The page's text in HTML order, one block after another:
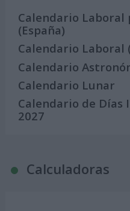
Calendario Laboral
(España)
Calendario Laboral
Calendario
Calendario Lunar
Calendario de Días
2027
Calculadoras